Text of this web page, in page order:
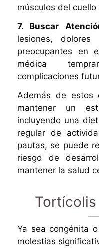
músculos del cuello
7. Buscar
lesiones, dolores
preocupantes en
médica
complicaciones
Además de estos
mantener un
incluyendo una
regular de
pautas, se puede
riesgo de
mantener la salud
Ya sea congénita
molestias